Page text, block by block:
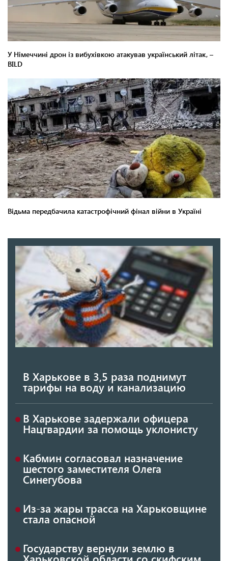
В Харькове в 3,5 раза поднимут
тарифы на воду и канализацию
В Харькове задержали офицера
Нацгвардии за помощь уклонисту
Кабмин согласовал назначение
шестого заместителя Олега
Синегубова
Из-за жары трасса на Харьковщине
стала опасной
Государству вернули землю в